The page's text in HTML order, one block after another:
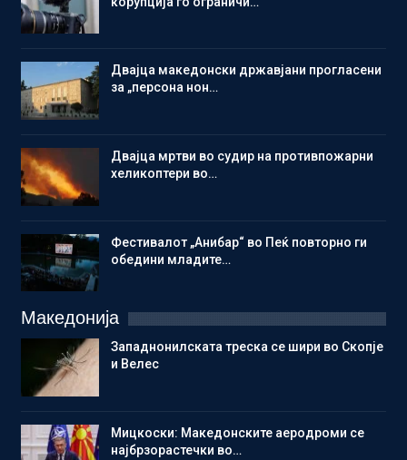
Двајца македонски државјани прогласени
за „персона нон…
Двајца мртви во судир на противпожарни
хеликоптери во…
Фестивалот „Анибар“ во Пеќ повторно ги
обедини младите…
Македонија
Западнонилската треска се шири во Скопје
и Велес
Мицкоски: Македонските аеродроми се
најбрзорастечки во…